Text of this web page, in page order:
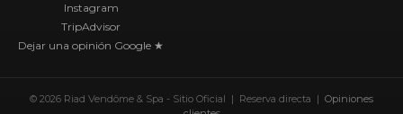
Instagram
TripAdvisor
Dejar una opinión Google ★
© 2026 Riad Vendôme & Spa - Sitio Oficial | Reserva directa | Opiniones